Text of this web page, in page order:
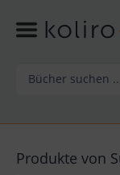
Produkte von